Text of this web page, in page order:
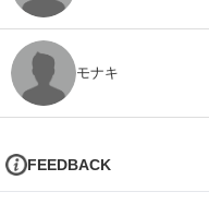
モナキ
FEEDBACK